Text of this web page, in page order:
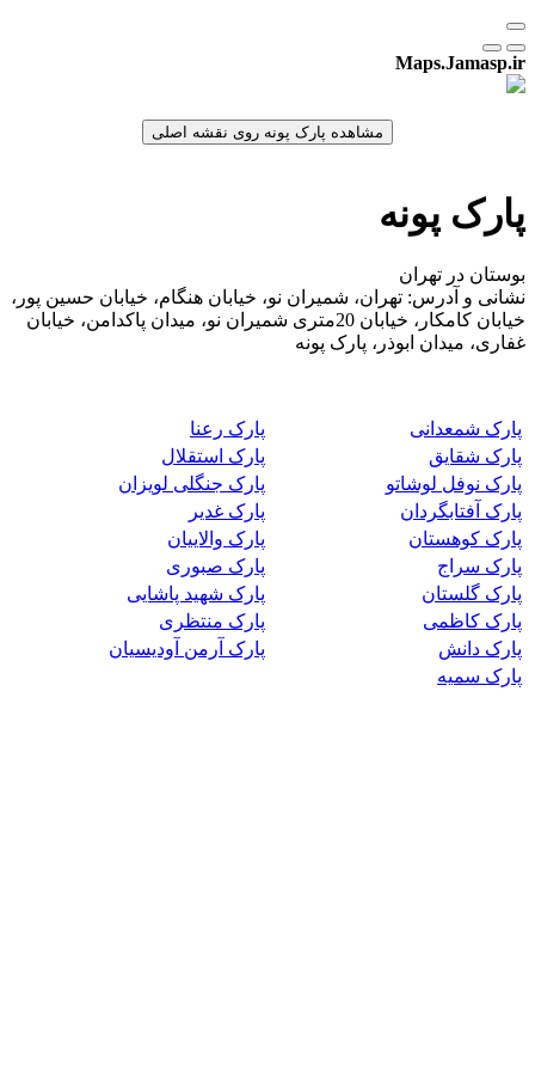
Maps.Jamasp.ir
پارک پونه
بوستان در تهران
نشانی و آدرس: تهران، شمیران نو، خیابان هنگام، خیابان حسین پور،
خیابان کامکار، خیابان 20متری شمیران نو، میدان پاکدامن، خیابان
غفاری، میدان ابوذر، پارک پونه
پارک شمعدانی
پارک رعنا
پارک شقایق
پارک استقلال
پارک نوفل لوشاتو
پارک جنگلی لویزان
پارک آفتابگردان
پارک غدیر
پارک کوهستان
پارک والاییان
پارک سراج
پارک صبوری
پارک گلستان
پارک شهید پاشایی
پارک کاظمی
پارک منتظری
پارک دانش
پارک آرمن آودیسیان
پارک سمیه